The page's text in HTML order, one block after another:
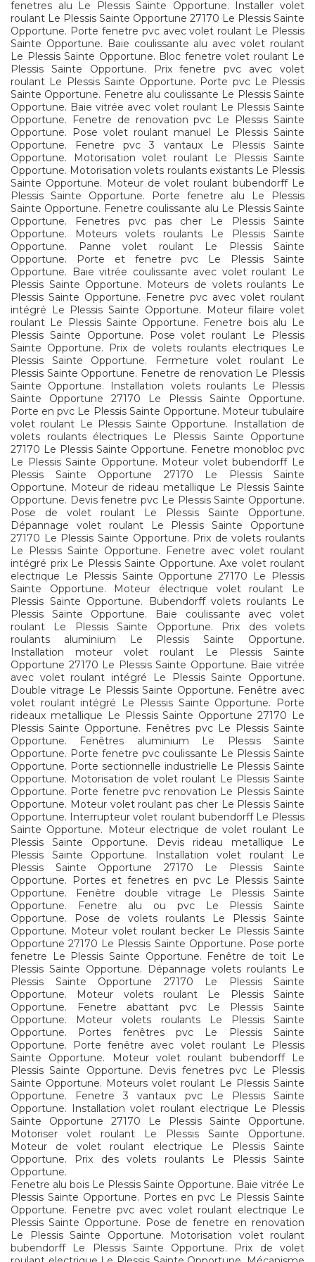
fenetres alu Le Plessis Sainte Opportune. Installer volet
roulant Le Plessis Sainte Opportune 27170 Le Plessis Sainte
Opportune. Porte fenetre pvc avec volet roulant Le Plessis
Sainte Opportune. Baie coulissante alu avec volet roulant
Le Plessis Sainte Opportune. Bloc fenetre volet roulant Le
Plessis Sainte Opportune. Prix fenetre pvc avec volet
roulant Le Plessis Sainte Opportune. Porte pvc Le Plessis
Sainte Opportune. Fenetre alu coulissante Le Plessis Sainte
Opportune. Baie vitrée avec volet roulant Le Plessis Sainte
Opportune. Fenetre de renovation pvc Le Plessis Sainte
Opportune. Pose volet roulant manuel Le Plessis Sainte
Opportune. Fenetre pvc 3 vantaux Le Plessis Sainte
Opportune. Motorisation volet roulant Le Plessis Sainte
Opportune. Motorisation volets roulants existants Le Plessis
Sainte Opportune. Moteur de volet roulant bubendorff Le
Plessis Sainte Opportune. Porte fenetre alu Le Plessis
Sainte Opportune. Fenetre coulissante alu Le Plessis Sainte
Opportune. Fenetres pvc pas cher Le Plessis Sainte
Opportune. Moteurs volets roulants Le Plessis Sainte
Opportune. Panne volet roulant Le Plessis Sainte
Opportune. Porte et fenetre pvc Le Plessis Sainte
Opportune. Baie vitrée coulissante avec volet roulant Le
Plessis Sainte Opportune. Moteurs de volets roulants Le
Plessis Sainte Opportune. Fenetre pvc avec volet roulant
intégré Le Plessis Sainte Opportune. Moteur filaire volet
roulant Le Plessis Sainte Opportune. Fenetre bois alu Le
Plessis Sainte Opportune. Pose volet roulant Le Plessis
Sainte Opportune. Prix de volets roulants electriques Le
Plessis Sainte Opportune. Fermeture volet roulant Le
Plessis Sainte Opportune. Fenetre de renovation Le Plessis
Sainte Opportune. Installation volets roulants Le Plessis
Sainte Opportune 27170 Le Plessis Sainte Opportune.
Porte en pvc Le Plessis Sainte Opportune. Moteur tubulaire
volet roulant Le Plessis Sainte Opportune. Installation de
volets roulants électriques Le Plessis Sainte Opportune
27170 Le Plessis Sainte Opportune. Fenetre monobloc pvc
Le Plessis Sainte Opportune. Moteur volet bubendorff Le
Plessis Sainte Opportune 27170 Le Plessis Sainte
Opportune. Moteur de rideau metallique Le Plessis Sainte
Opportune. Devis fenetre pvc Le Plessis Sainte Opportune.
Pose de volet roulant Le Plessis Sainte Opportune.
Dépannage volet roulant Le Plessis Sainte Opportune
27170 Le Plessis Sainte Opportune. Prix de volets roulants
Le Plessis Sainte Opportune. Fenetre avec volet roulant
intégré prix Le Plessis Sainte Opportune. Axe volet roulant
electrique Le Plessis Sainte Opportune 27170 Le Plessis
Sainte Opportune. Moteur électrique volet roulant Le
Plessis Sainte Opportune. Bubendorff volets roulants Le
Plessis Sainte Opportune. Baie coulissante avec volet
roulant Le Plessis Sainte Opportune. Prix des volets
roulants aluminium Le Plessis Sainte Opportune.
Installation moteur volet roulant Le Plessis Sainte
Opportune 27170 Le Plessis Sainte Opportune. Baie vitrée
avec volet roulant intégré Le Plessis Sainte Opportune.
Double vitrage Le Plessis Sainte Opportune. Fenêtre avec
volet roulant intégré Le Plessis Sainte Opportune. Porte
rideaux metallique Le Plessis Sainte Opportune 27170 Le
Plessis Sainte Opportune. Fenêtres pvc Le Plessis Sainte
Opportune. Fenêtres aluminium Le Plessis Sainte
Opportune. Porte fenetre pvc coulissante Le Plessis Sainte
Opportune. Porte sectionnelle industrielle Le Plessis Sainte
Opportune. Motorisation de volet roulant Le Plessis Sainte
Opportune. Porte fenetre pvc renovation Le Plessis Sainte
Opportune. Moteur volet roulant pas cher Le Plessis Sainte
Opportune. Interrupteur volet roulant bubendorff Le Plessis
Sainte Opportune. Moteur electrique de volet roulant Le
Plessis Sainte Opportune. Devis rideau metallique Le
Plessis Sainte Opportune. Installation volet roulant Le
Plessis Sainte Opportune 27170 Le Plessis Sainte
Opportune. Portes et fenetres en pvc Le Plessis Sainte
Opportune. Fenêtre double vitrage Le Plessis Sainte
Opportune. Fenetre alu ou pvc Le Plessis Sainte
Opportune. Pose de volets roulants Le Plessis Sainte
Opportune. Moteur volet roulant becker Le Plessis Sainte
Opportune 27170 Le Plessis Sainte Opportune. Pose porte
fenetre Le Plessis Sainte Opportune. Fenêtre de toit Le
Plessis Sainte Opportune. Dépannage volets roulants Le
Plessis Sainte Opportune 27170 Le Plessis Sainte
Opportune. Moteur volets roulant Le Plessis Sainte
Opportune. Fenetre abattant pvc Le Plessis Sainte
Opportune. Moteur volets roulants Le Plessis Sainte
Opportune. Portes fenêtres pvc Le Plessis Sainte
Opportune. Porte fenêtre avec volet roulant Le Plessis
Sainte Opportune. Moteur volet roulant bubendorff Le
Plessis Sainte Opportune. Devis fenetres pvc Le Plessis
Sainte Opportune. Moteurs volet roulant Le Plessis Sainte
Opportune. Fenetre 3 vantaux pvc Le Plessis Sainte
Opportune. Installation volet roulant electrique Le Plessis
Sainte Opportune 27170 Le Plessis Sainte Opportune.
Motoriser volet roulant Le Plessis Sainte Opportune.
Moteur de volet roulant electrique Le Plessis Sainte
Opportune. Prix des volets roulants Le Plessis Sainte
Opportune.
Fenetre alu bois Le Plessis Sainte Opportune. Baie vitrée Le
Plessis Sainte Opportune. Portes en pvc Le Plessis Sainte
Opportune. Fenetre pvc avec volet roulant electrique Le
Plessis Sainte Opportune. Pose de fenetre en renovation
Le Plessis Sainte Opportune. Motorisation volet roulant
bubendorff Le Plessis Sainte Opportune. Prix de volet